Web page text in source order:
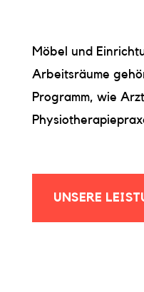
Möbel und
Arbeitsräume
Programm, wie
UNSERE